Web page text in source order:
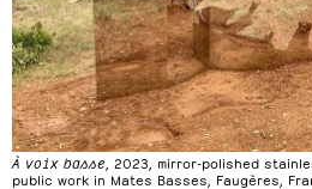
À voix basse , 2023, mirror-polished
public work in Mates Basses, Faugères,